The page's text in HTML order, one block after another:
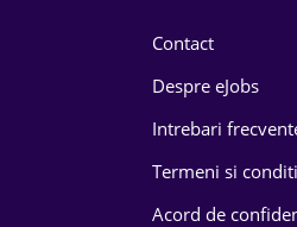
Contact
Despre eJobs
Intrebari
Termeni si
Acord de